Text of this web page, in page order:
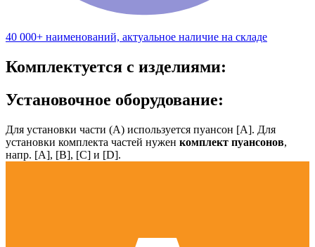
40 000+ наименований, актуальное наличие на складе
Комплектуется с изделиями:
Установочное оборудование:
Для установки части (А) используется пуансон [А]. Для
установки комплекта частей нужен комплект пуансонов,
напр. [А], [B], [С] и [D].